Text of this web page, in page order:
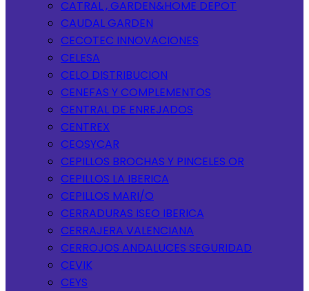
CATRAL , GARDEN&HOME DEPOT
CAUDAL GARDEN
CECOTEC INNOVACIONES
CELESA
CELO DISTRIBUCION
CENEFAS Y COMPLEMENTOS
CENTRAL DE ENREJADOS
CENTREX
CEOSYCAR
CEPILLOS BROCHAS Y PINCELES OR
CEPILLOS LA IBERICA
CEPILLOS MARI/O
CERRADURAS ISEO IBERICA
CERRAJERA VALENCIANA
CERROJOS ANDALUCES SEGURIDAD
CEVIK
CEYS